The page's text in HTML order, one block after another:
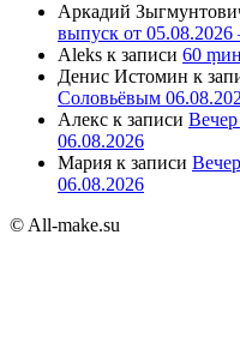
Аркадий
выпуск от
Aleks к записи 60
Денис Истомин к
Соловьёвым
Алекс к записи
06.08.2026
Мария к записи
06.08.2026
© All-make.su